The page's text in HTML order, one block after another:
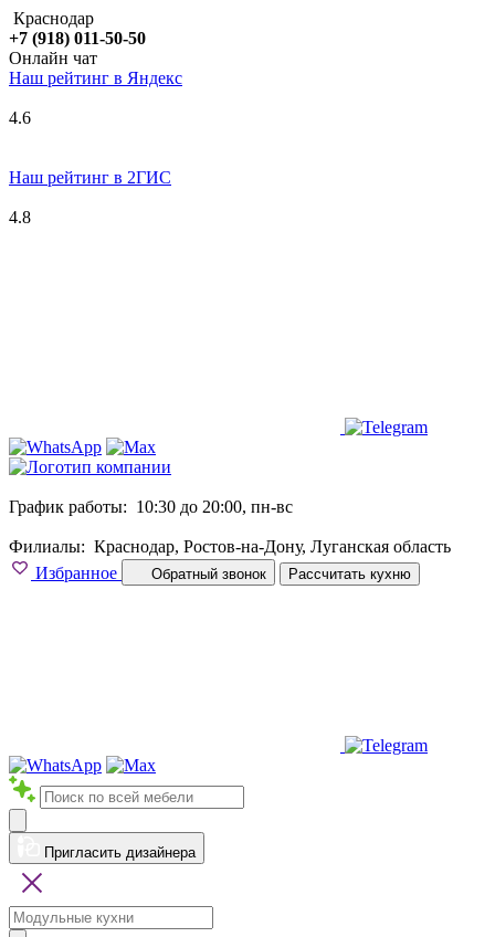
Краснодар
+7 (918) 011-50-50
Онлайн чат
Наш рейтинг в Яндекс
4.6
Наш рейтинг в 2ГИС
4.8
График работы: 10:30 до 20:00, пн-вс
Филиалы: Краснодар, Ростов-на-Дону, Луганская область
Избранное
Обратный звонок Рассчитать кухню
Пригласить дизайнера